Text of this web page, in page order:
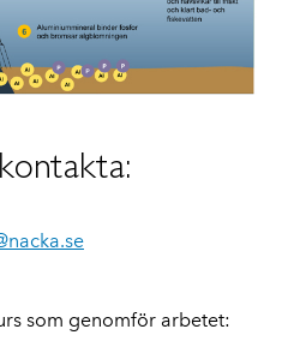
som genomför arbetet: